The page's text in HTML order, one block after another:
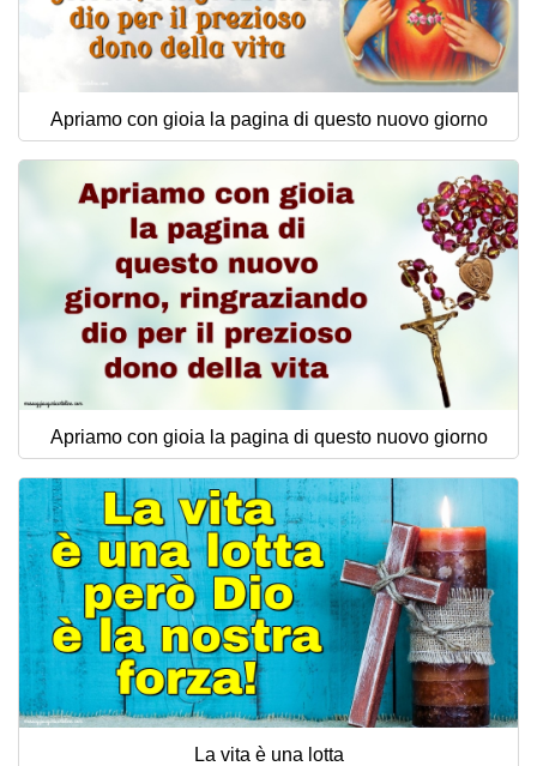
Apriamo con gioia la pagina di questo nuovo giorno
Apriamo con gioia la pagina di questo nuovo giorno
La vita è una lotta